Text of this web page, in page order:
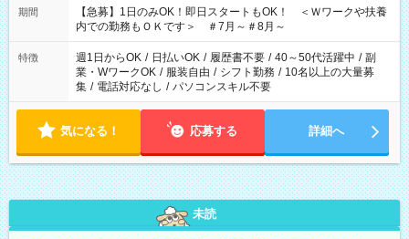
期間
【急募】1日のみOK！即日スタートもOK！ ＜Ｗワークや扶養
内での勤務もＯＫです＞ ＃7月～＃8月～
特徴 週1日からOK / 日払いOK / 履歴書不要 / 40～50代活躍中 / 副
業・WワークOK / 服装自由 / シフト勤務 / 10名以上の大量募
集 / 電話対応なし / パソコンスキル不要
気になる！ 応募する 詳細へ
未読